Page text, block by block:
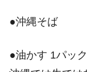
●沖縄そば
●油かす 1パッ